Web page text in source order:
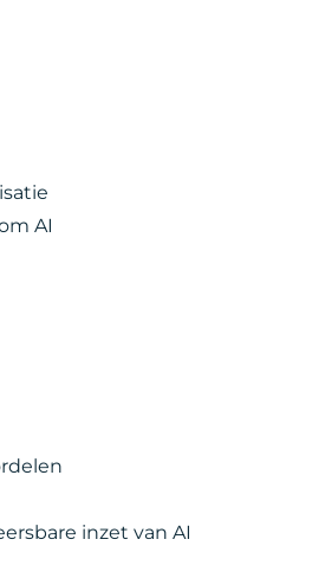
AI
inzet van AI